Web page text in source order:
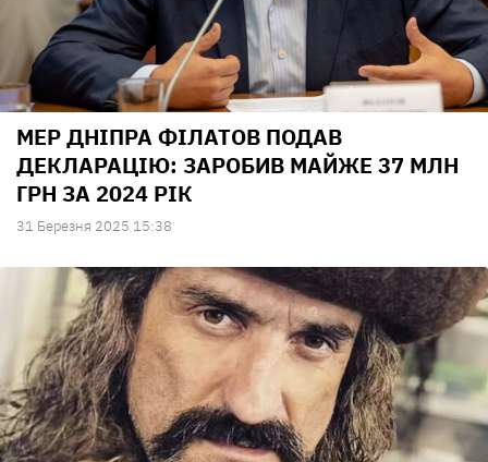
МЕР ДНІПРА ФІЛАТОВ ПОДАВ
ДЕКЛАРАЦІЮ: ЗАРОБИВ МАЙЖЕ 37 МЛН
ГРН ЗА 2024 РІК
31 Березня 2025 15:38